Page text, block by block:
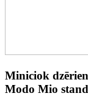
Miniciok
Modo Mio